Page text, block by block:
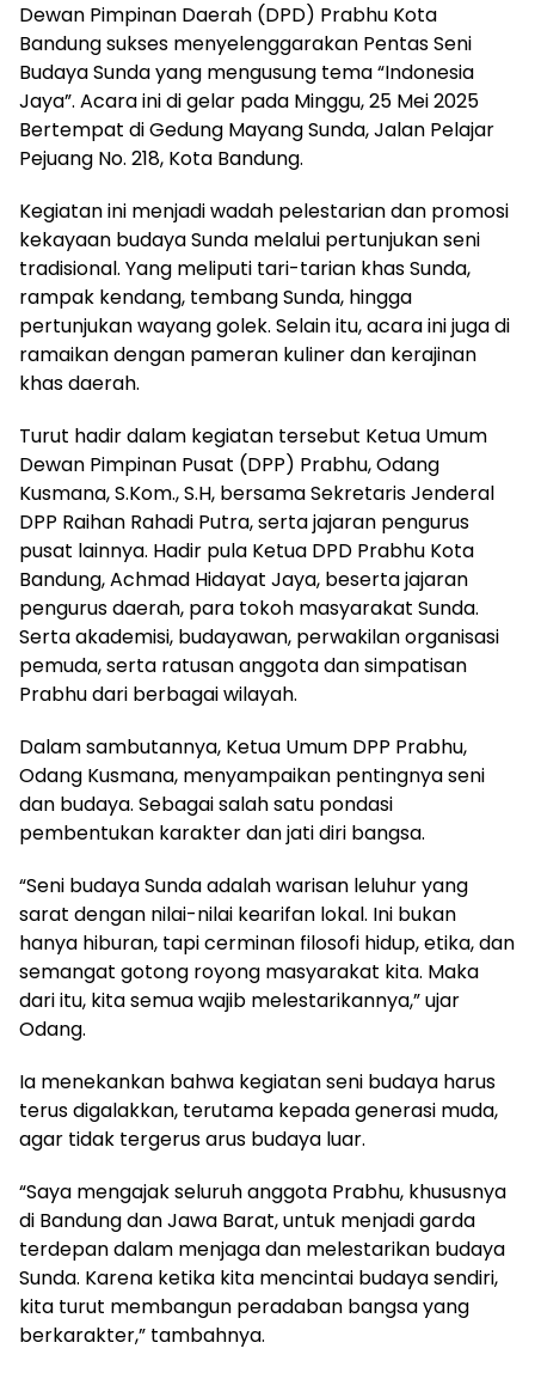
Dewan Pimpinan Daerah (DPD) Prabhu Kota
Bandung sukses menyelenggarakan Pentas Seni
Budaya Sunda yang mengusung tema “Indonesia
Jaya”. Acara ini di gelar pada Minggu, 25 Mei 2025
Bertempat di Gedung Mayang Sunda, Jalan Pelajar
Pejuang No. 218, Kota Bandung.
Kegiatan ini menjadi wadah pelestarian dan promosi
kekayaan budaya Sunda melalui pertunjukan seni
tradisional. Yang meliputi tari-tarian khas Sunda,
rampak kendang, tembang Sunda, hingga
pertunjukan wayang golek. Selain itu, acara ini juga di
ramaikan dengan pameran kuliner dan kerajinan
khas daerah.
Turut hadir dalam kegiatan tersebut Ketua Umum
Dewan Pimpinan Pusat (DPP) Prabhu, Odang
Kusmana, S.Kom., S.H, bersama Sekretaris Jenderal
DPP Raihan Rahadi Putra, serta jajaran pengurus
pusat lainnya. Hadir pula Ketua DPD Prabhu Kota
Bandung, Achmad Hidayat Jaya, beserta jajaran
pengurus daerah, para tokoh masyarakat Sunda.
Serta akademisi, budayawan, perwakilan organisasi
pemuda, serta ratusan anggota dan simpatisan
Prabhu dari berbagai wilayah.
Dalam sambutannya, Ketua Umum DPP Prabhu,
Odang Kusmana, menyampaikan pentingnya seni
dan budaya. Sebagai salah satu pondasi
pembentukan karakter dan jati diri bangsa.
“Seni budaya Sunda adalah warisan leluhur yang
sarat dengan nilai-nilai kearifan lokal. Ini bukan
hanya hiburan, tapi cerminan filosofi hidup, etika, dan
semangat gotong royong masyarakat kita. Maka
dari itu, kita semua wajib melestarikannya,” ujar
Odang.
Ia menekankan bahwa kegiatan seni budaya harus
terus digalakkan, terutama kepada generasi muda,
agar tidak tergerus arus budaya luar.
“Saya mengajak seluruh anggota Prabhu, khususnya
di Bandung dan Jawa Barat, untuk menjadi garda
terdepan dalam menjaga dan melestarikan budaya
Sunda. Karena ketika kita mencintai budaya sendiri,
kita turut membangun peradaban bangsa yang
berkarakter,” tambahnya.